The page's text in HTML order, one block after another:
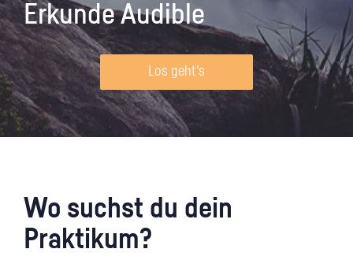
Erkunde Audible
Los geht's
Wo suchst du dein
Praktikum?